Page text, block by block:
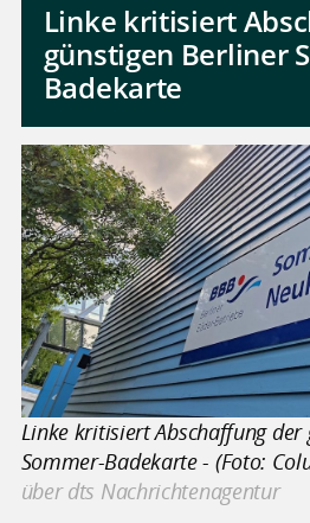
Linke kritisiert
günstigen Berliner
Badekarte
Linke kritisiert Abschaffung
Sommer-Badekarte - (Foto:
über dts Nachrichtenagentur